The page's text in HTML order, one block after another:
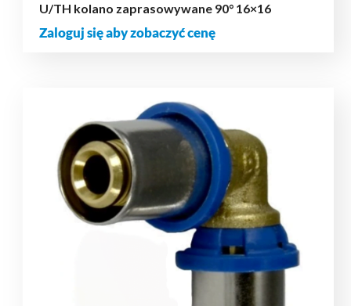
U/TH kolano zaprasowywane 90° 16×16
Zaloguj się aby zobaczyć cenę